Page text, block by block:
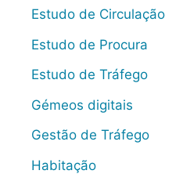
Estudo de Circulação
Estudo de Procura
Estudo de Tráfego
Gémeos digitais
Gestão de Tráfego
Habitação